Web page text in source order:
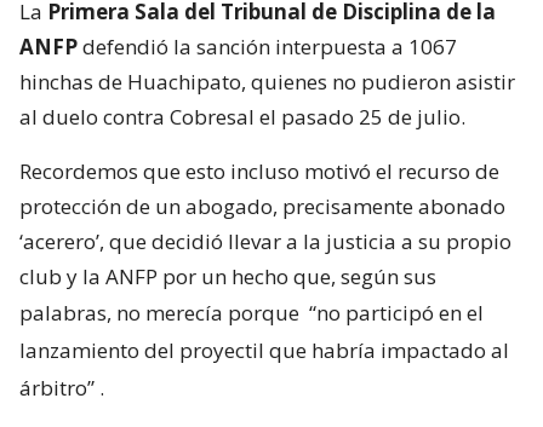
La Primera Sala del Tribunal de Disciplina de la
ANFPdefendió la sanción interpuesta a 1067
hinchas de Huachipato, quienes no pudieron asistir
al duelo contra Cobresal el pasado 25 de julio.
Recordemos que esto incluso motivó el recurso de
protección de un abogado, precisamente abonado
‘acerero’, que decidió llevar a la justicia a su propio
club y la ANFP por un hecho que, según sus
palabras, no merecía porque “no participó en el
lanzamiento del proyectil que habría impactado al
árbitro” .